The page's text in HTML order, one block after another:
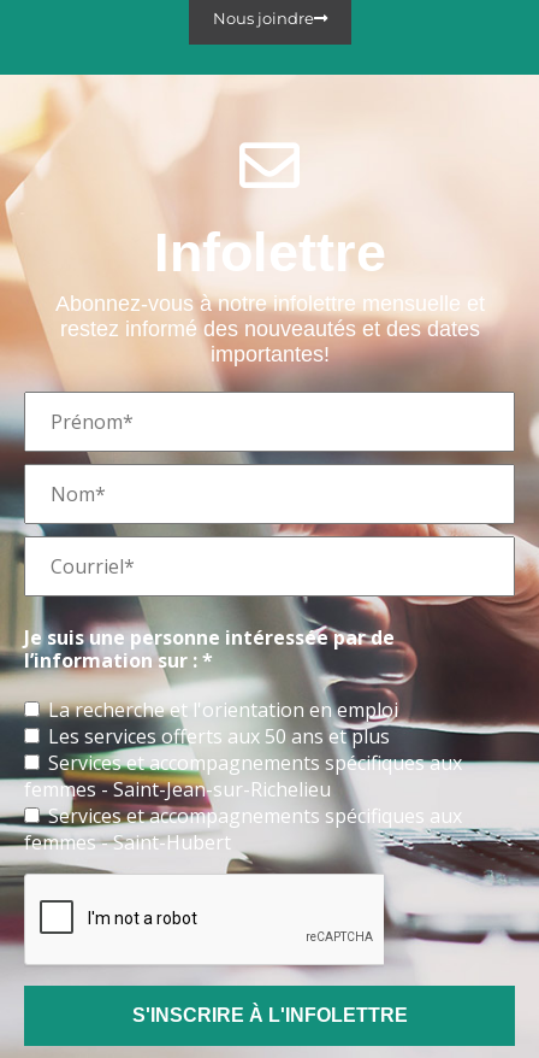
Nous joindre
Infolettre
Abonnez-vous à notre infolettre mensuelle et
restez informé des nouveautés et des dates
importantes!
Je suis une personne intéressée par de
l’information sur : *
La recherche et l'orientation en emploi
Les services offerts aux 50 ans et plus
Services et accompagnements spécifiques aux
femmes - Saint-Jean-sur-Richelieu
Services et accompagnements spécifiques aux
femmes - Saint-Hubert